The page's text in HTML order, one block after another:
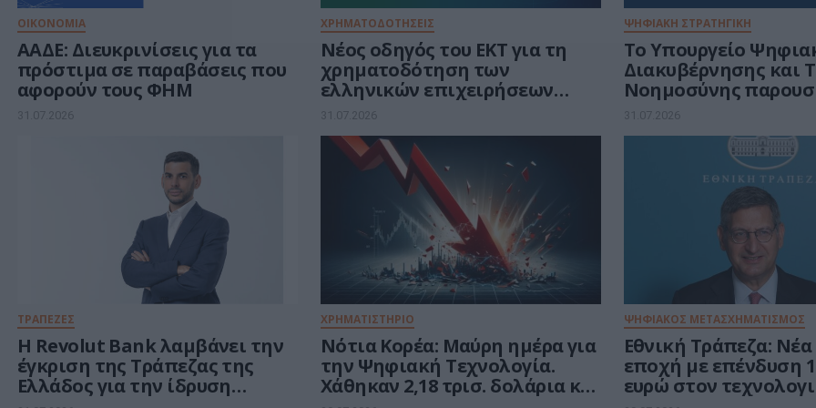
ΟΙΚΟΝΟΜΙΑ
ΑΑΔΕ: Διευκρινίσεις για τα
πρόστιμα σε παραβάσεις που
αφορούν τους ΦΗΜ
31.07.2026
ΧΡΗΜΑΤΟΔΟΤΗΣΕΙΣ
Νέος οδηγός του ΕΚΤ για τη
χρηματοδότηση των
ελληνικών επιχειρήσεων
στον χώρο της άμυνας
31.07.2026
ΨΗΦΙΑΚΗ ΣΤΡΑΤΗΓΙΚΗ
Το Υπουργείο
Διακυβέρνησης και
Νοημοσύνης
πρώτη φορά τους
άξονες του νέου
Διαστημικού
31.07.2026
ΤΡΑΠΕΖΕΣ
Η Revolut Bank λαμβάνει την
έγκριση της Τράπεζας της
Ελλάδος για την ίδρυση
ΧΡΗΜΑΤΙΣΤΗΡΙΟ
Νότια Κορέα: Μαύρη ημέρα για
την Ψηφιακή Τεχνολογία.
Χάθηκαν 2,18 τρισ. δολάρια και
ΨΗΦΙΑΚΟΣ ΜΕΤΑΣΧΗΜΑΤΙΣΜΟΣ
Εθνική Τράπεζα:
εποχή με επένδυση
ευρώ στον